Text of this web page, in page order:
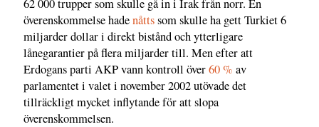
62 000 trupper som skulle gå in i Irak från norr. En
överenskommelse hadenåttssom skulle ha gett Turkiet 6
miljarder dollar i direkt bistånd och ytterligare
lånegarantier på flera miljarder till. Men efter att
Erdogans parti AKP vann kontroll över60 % av
parlamentet i valet i november 2002 utövade det
tillräckligt mycket inflytande för att slopa
överenskommelsen.